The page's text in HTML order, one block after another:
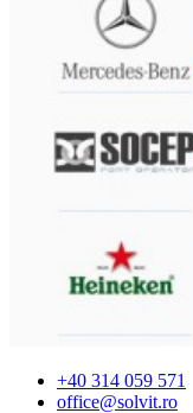
+40 314 059 571
office@solvit.ro